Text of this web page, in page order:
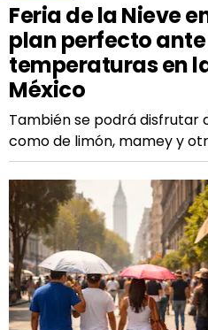
Feria de la Nieve
plan perfecto
temperaturas en
México
También se podrá disfrutar
como de limón, mamey y